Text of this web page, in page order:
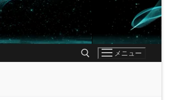
メニュー